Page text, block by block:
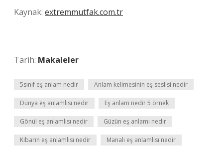
Kaynak: extremmutfak.com.tr
Tarih: Makaleler
5sınıf eş anlam nedir Anlam kelimesinin eş seslisi nedir
Dünya eş anlamlısı nedir Eş anlam nedir 5 örnek
Gönül eş anlamlısı nedir Güzün eş anlamı nedir
Kibarın eş anlamlısı nedir Manalı eş anlamlısı nedir